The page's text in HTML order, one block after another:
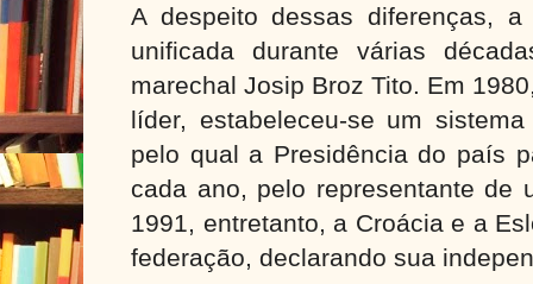
A despeito dessas diferenças, a
unificada durante várias
marechal Josip Broz Tito. Em
líder, estabeleceu-se um
pelo qual a Presidência do país
cada ano, pelo representante de
1991, entretanto, a Croácia e a
federação, declarando sua